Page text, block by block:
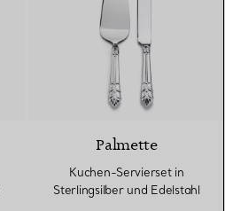
Palmette
Kuchen-Servierset in
Sterlingsilber und Edelstahl